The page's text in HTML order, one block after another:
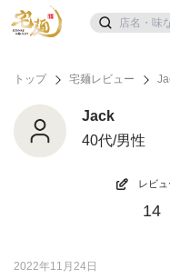
トップ 宅麺レビュー
Jack
40代/男性
レビ
14
2022年11月24日